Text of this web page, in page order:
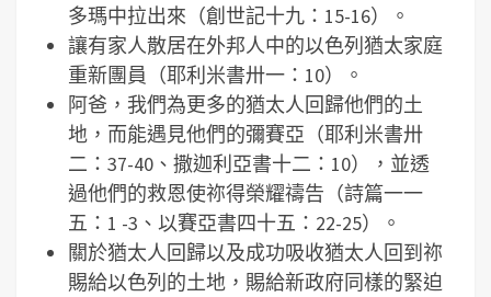
多瑪中拉出來（創世記十九：15-16）。
讓有家人散居在外邦人中的以色列猶太家庭
重新團員（耶利米書卅一：10）。
阿爸，我們為更多的猶太人回歸他們的土
地，而能遇見他們的彌賽亞（耶利米書卅
二：37-40、撒迦利亞書十二：10），並透
過他們的救恩使祢得榮耀禱告（詩篇一一
五：1 -3、以賽亞書四十五：22-25）。
關於猶太人回歸以及成功吸收猶太人回到祢
賜給以色列的土地，賜給新政府同樣的緊迫